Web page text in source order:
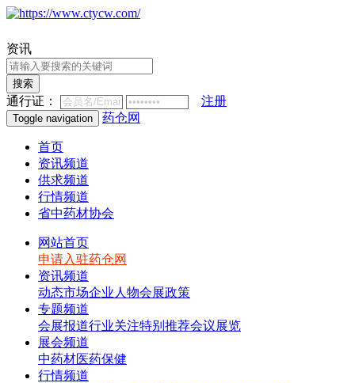
资讯
搜索
通行证： 注册
Toggle navigation 药仓网
首页
资讯频道
供求频道
行情频道
省中药材协会
网站首页
申请入驻药仓网
资讯频道
动态市场企业 人物会展政策
专题频道
会展报道行业关注特别推荐会议展览
展会频道
中药材医药保健
行情频道